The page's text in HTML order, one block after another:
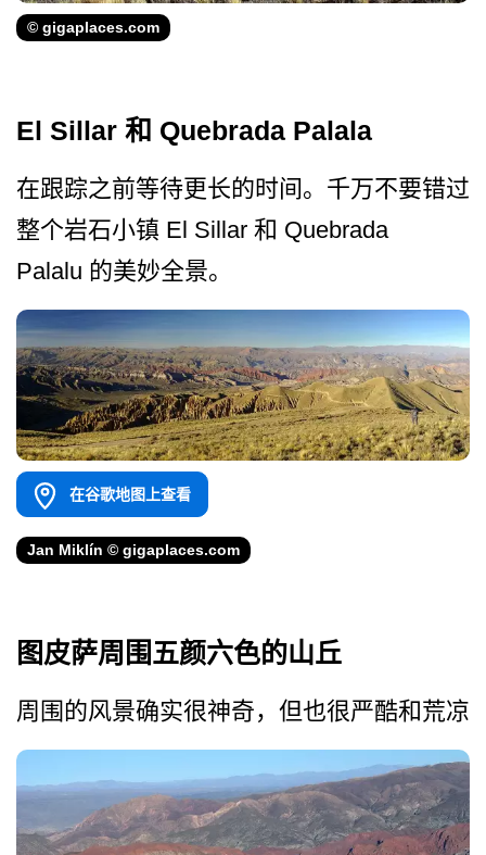
© gigaplaces.com
El Sillar 和 Quebrada Palala
在跟踪之前等待更长的时间。­千万不要错过
整个岩石小镇 El Sillar 和 Quebrada
Palalu 的美妙全景。
在谷歌地图上查看
Jan Miklín © gigaplaces.com
图皮萨周围五颜六色的山丘
周围的风景确实很神奇，但也很严酷和荒凉